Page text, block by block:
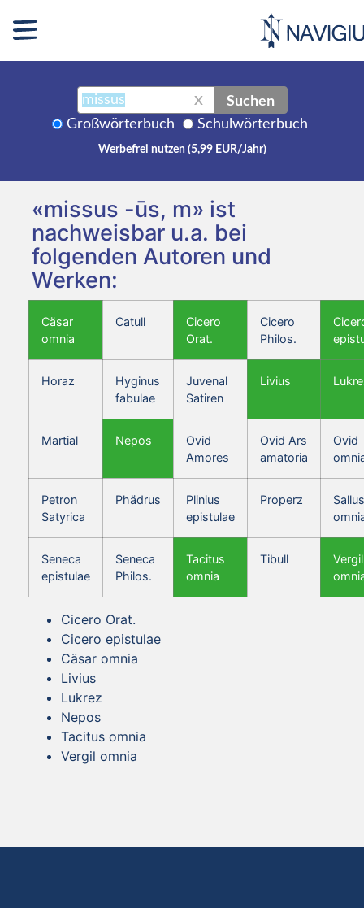
X Suchen
Großwörterbuch Schulwörterbuch
Werbefrei nutzen (5,99 EUR/Jahr)
«missus -ūs, m» ist
nachweisbar u.a. bei
folgenden Autoren und
Werken:
Cäsar
omnia
Catull
Cicero
Orat.
Cicero
Philos.
Horaz
Hyginus
fabulae
Juvenal
Satiren
Livius
Martial Nepos
Ovid
Amores
Ovid Ars
amatoria
Ovid
Petron
Satyrica
Phädrus
Plinius
epistulae
Properz
Seneca
epistulae
Seneca
Philos.
Tacitus
omnia
Tibull
Vergil
Cicero Orat.
Cicero epistulae
Cäsar omnia
Livius
Lukrez
Nepos
Tacitus omnia
Vergil omnia